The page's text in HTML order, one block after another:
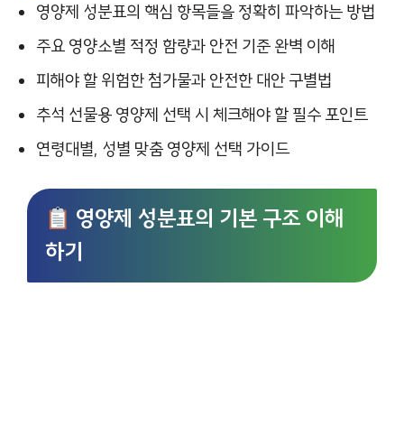
영양제 성분표의 핵심 항목들을 정확히 파악하는 방법
주요 영양소별 적정 함량과 안전 기준 완벽 이해
피해야 할 위험한 첨가물과 안전한 대안 구별법
추석 선물용 영양제 선택 시 체크해야 할 필수 포인트
연령대별, 성별 맞춤 영양제 선택 가이드
영양제 성분표의 기본 구조 이해
하기